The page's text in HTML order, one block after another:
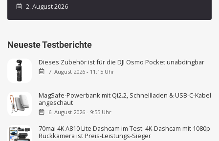
2. August 2026
Neueste Testberichte
Dieses Zubehör ist für die DJI Osmo Pocket unabdingbar
7. August 2026 - 11:15 Uhr
MagSafe-Powerbank mit Qi2.2, Schnellladen & USB-C-Kabel
angeschaut
6. August 2026 - 9:55 Uhr
70mai 4K A810 Lite Dashcam im Test: 4K-Dashcam mit 1080p
Rückkamera ist Preis-Leistungs-Sieger